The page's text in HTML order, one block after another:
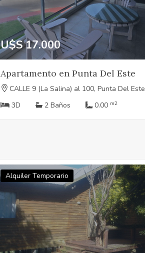
U$S 17.000
Apartamento en Punta Del Este
CALLE 9 (La Salina) al 100, Punta Del Este
3D
2 Baños 0.00 m2
Alquiler Temporario